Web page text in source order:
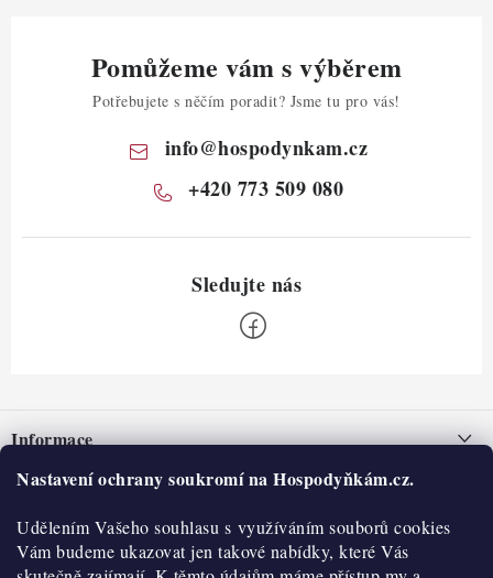
Nastavení ochrany soukromí na Hospodyňkám.cz.
Udělením Vašeho souhlasu s využíváním souborů cookies
Vám budeme ukazovat jen takové nabídky, které Vás
Pomůžeme vám s výběrem
Potřebujete s něčím poradit? Jsme tu pro vás!
info@hospodynkam.cz
+420 773 509 080
pInformace
Nepřevzetí zásilky na dobírku
Obchodní podmínky
Hodnocení obchodu
O nás
Historie
O nákupu